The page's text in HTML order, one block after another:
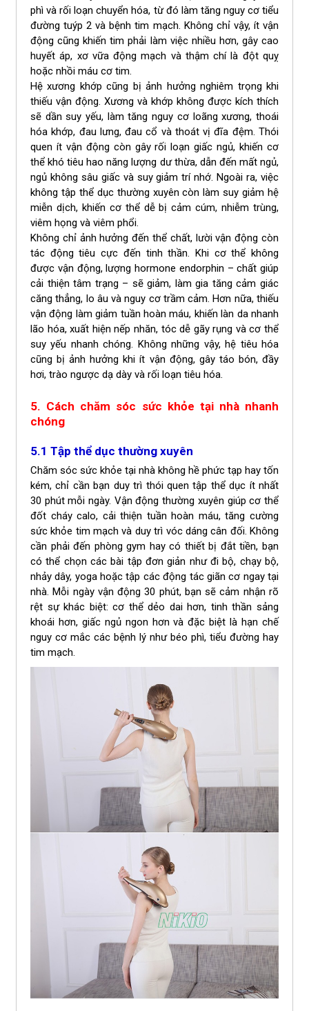
phì và rối loạn chuyển hóa, từ đó làm tăng nguy cơ tiểu
đường tuýp 2 và bệnh tim mạch. Không chỉ vậy, ít vận
động cũng khiến tim phải làm việc nhiều hơn, gây cao
huyết áp, xơ vữa động mạch và thậm chí là đột quỵ
hoặc nhồi máu cơ tim.
Hệ xương khớp cũng bị ảnh hưởng nghiêm trọng khi
thiếu vận động. Xương và khớp không được kích thích
sẽ dần suy yếu, làm tăng nguy cơ loãng xương, thoái
hóa khớp, đau lưng, đau cổ và thoát vị đĩa đệm. Thói
quen ít vận động còn gây rối loạn giấc ngủ, khiến cơ
thể khó tiêu hao năng lượng dư thừa, dẫn đến mất ngủ,
ngủ không sâu giấc và suy giảm trí nhớ. Ngoài ra, việc
không tập thể dục thường xuyên còn làm suy giảm hệ
miễn dịch, khiến cơ thể dễ bị cảm cúm, nhiễm trùng,
viêm họng và viêm phổi.
Không chỉ ảnh hưởng đến thể chất, lười vận động còn
tác động tiêu cực đến tinh thần. Khi cơ thể không
được vận động, lượng hormone endorphin – chất giúp
cải thiện tâm trạng – sẽ giảm, làm gia tăng cảm giác
căng thẳng, lo âu và nguy cơ trầm cảm. Hơn nữa, thiếu
vận động làm giảm tuần hoàn máu, khiến làn da nhanh
lão hóa, xuất hiện nếp nhăn, tóc dễ gãy rụng và cơ thể
suy yếu nhanh chóng. Không những vậy, hệ tiêu hóa
cũng bị ảnh hưởng khi ít vận động, gây táo bón, đầy
hơi, trào ngược dạ dày và rối loạn tiêu hóa.
5. Cách chăm sóc sức khỏe tại nhà nhanh
chóng
5.1 Tập thể dục thường xuyên
Chăm sóc sức khỏe tại nhà không hề phức tạp hay tốn
kém, chỉ cần bạn duy trì thói quen tập thể dục ít nhất
30 phút mỗi ngày. Vận động thường xuyên giúp cơ thể
đốt cháy calo, cải thiện tuần hoàn máu, tăng cường
sức khỏe tim mạch và duy trì vóc dáng cân đối. Không
cần phải đến phòng gym hay có thiết bị đắt tiền, bạn
có thể chọn các bài tập đơn giản như đi bộ, chạy bộ,
nhảy dây, yoga hoặc tập các động tác giãn cơ ngay tại
nhà. Mỗi ngày vận động 30 phút, bạn sẽ cảm nhận rõ
rệt sự khác biệt: cơ thể dẻo dai hơn, tinh thần sảng
khoái hơn, giấc ngủ ngon hơn và đặc biệt là hạn chế
nguy cơ mắc các bệnh lý như béo phì, tiểu đường hay
tim mạch.